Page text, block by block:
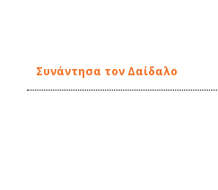
Συνάντησα τον Δαίδαλο